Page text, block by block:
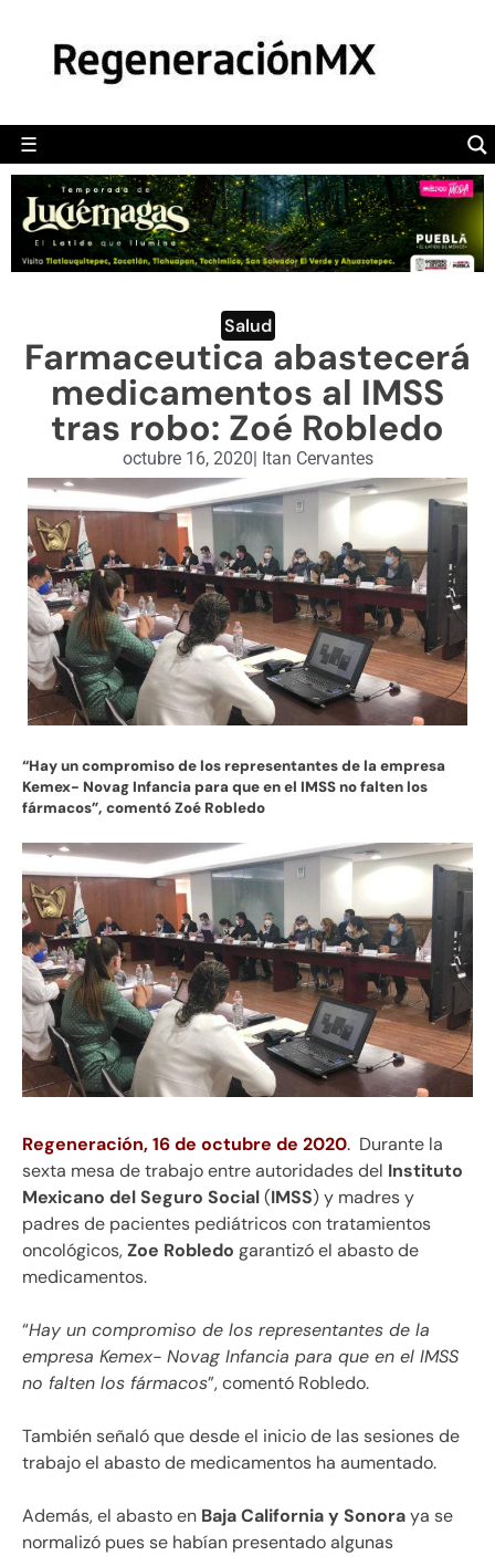
☰
POLÍTICA
CAMALEÓN
OPINIÓN
DEPORTES
ENGLISH SECTION
VIDEOS
Salud
Farmaceutica abastecerá
medicamentos al IMSS
tras robo: Zoé Robledo
octubre 16, 2020| Itan Cervantes
“Hay un compromiso de los representantes de la empresa
Kemex- Novag Infancia para que en el IMSS no falten los
fármacos”, comentó Zoé Robledo
Regeneración, 16 de octubre de 2020. Durante la
sexta mesa de trabajo entre autoridades del Instituto
Mexicano del Seguro Social(IMSS) y madres y
padres de pacientes pediátricos con tratamientos
oncológicos,Zoe Robledo garantizó el abasto de
medicamentos.
“Hay un compromiso de los representantes de la
empresa Kemex- Novag Infancia para que en el IMSS
no falten los fármacos”, comentó Robledo.
También señaló que desde el inicio de las sesiones de
trabajo el abasto de medicamentos ha aumentado.
Además, el abasto en Baja California y Sonoraya se
normalizó pues se habían presentado algunas